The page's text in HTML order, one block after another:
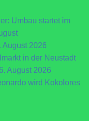
Umbau startet im
August 2026
in der Neustadt
August 2026
wird Kokolores